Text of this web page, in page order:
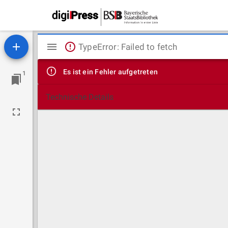
1
Mirador
Viewer
TypeError: Failed to fetch
Es ist ein Fehler aufgetreten
Technische Details